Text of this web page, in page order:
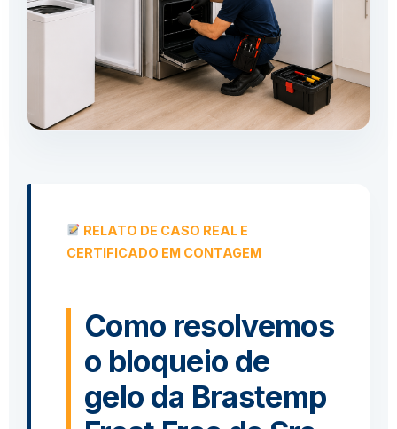
RELATO DE CASO REAL E
CERTIFICADO EM CONTAGEM
Como resolvemos
o bloqueio de
gelo da Brastemp